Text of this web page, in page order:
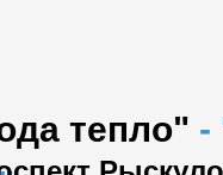
тепло" -